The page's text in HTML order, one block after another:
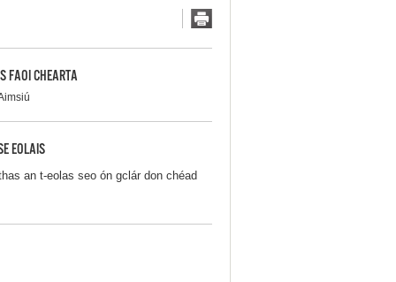
FAOI CHEARTA
EOLAIS
an t-eolas seo ón gclár don chéad